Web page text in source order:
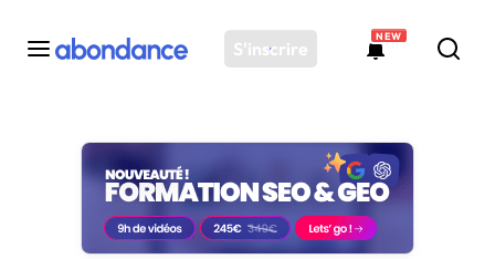
S'inscrire
NEW
Toutes les actus
Actus SEO
Plateforme